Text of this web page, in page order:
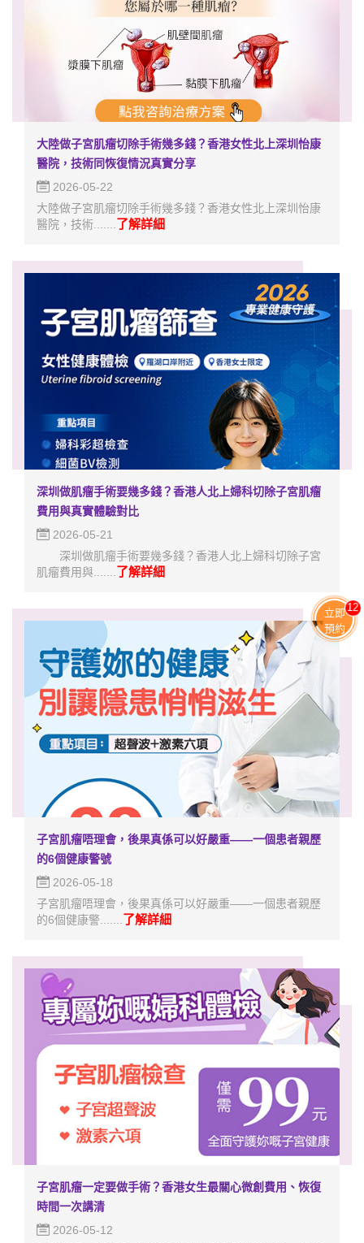
大陸做子宮肌瘤切除手術幾多錢？香港女性北上深圳怡康
醫院，技術同恢復情況真實分享
2026-05-22
大陸做子宮肌瘤切除手術幾多錢？香港女性北上深圳怡康
醫院，技術.......了解詳細
深圳做肌瘤手術要幾多錢？香港人北上婦科切除子宮肌瘤
費用與真實體驗對比
2026-05-21
深圳做肌瘤手術要幾多錢？香港人北上婦科切除子宮
肌瘤費用與....... 了解詳細
子宮肌瘤唔理會，後果真係可以好嚴重——一個患者親歷
的6個健康警號
2026-05-18
子宮肌瘤唔理會，後果真係可以好嚴重——一個患者親歷
的6個健康警....... 了解詳細
子宮肌瘤一定要做手術？香港女生最關心微創費用、恢復
時間一次講清
2026-05-12
立即
預約
11